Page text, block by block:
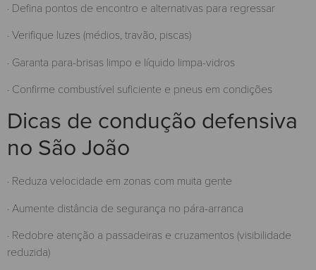
· Defina pontos de encontro e alternativas para regressar
· Verifique luzes (médios, travão, piscas)
· Garanta para-brisas limpo e líquido limpa-vidros
· Confirme combustível suficiente e pneus em condições
Dicas de condução defensiva
no São João
· Reduza velocidade em zonas com muita gente
· Aumente distância de segurança no pára-arranca
· Redobre atenção a passadeiras e cruzamentos (visibilidade
reduzida)